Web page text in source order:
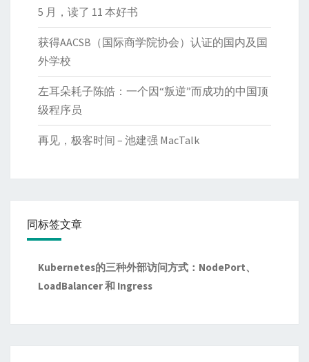
5 月，读了 11 本好书
获得AACSB（国际商学院协会）认证的国内及国
外学校
左耳朵耗子陈皓：一个因“叛逆”而成功的中国顶
级程序员
再见，极客时间 – 池建强 MacTalk
同标签文章
Kubernetes的三种外部访问方式：NodePort、
LoadBalancer 和 Ingress